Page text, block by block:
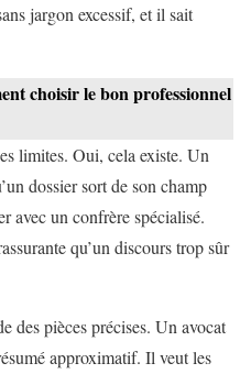
jargon excessif, et il sait
choisir le bon professionnel
limites. Oui, cela existe. Un
dossier sort de son champ
avec un confrère spécialisé.
qu’un discours trop sûr
des pièces précises. Un avocat
approximatif. Il veut les